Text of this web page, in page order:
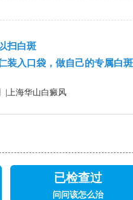
扫白斑
装入口袋，做自己的专属白
|上海华山白癜风
一篇：
海秦立模主任即
复发！
已检查过
问问该怎么治